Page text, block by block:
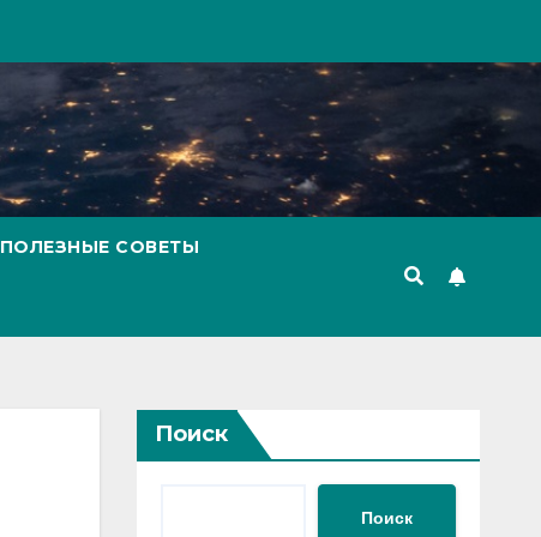
ПОЛЕЗНЫЕ СОВЕТЫ
Поиск
Поиск